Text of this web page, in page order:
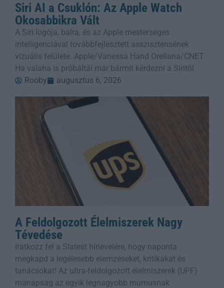
Siri AI a Csuklón: Az Apple Watch
Okosabbikra Vált
A Siri logója, balra, és az Apple mesterséges
intelligenciával továbbfejlesztett asszisztensének
vizuális felülete. Apple/Vanessa Hand Orellana/CNET
Ha valaha is próbáltál már bármit kérdezni a Siritől
Rooby
augusztus 6, 2026
A Feldolgozott Élelmiszerek Nagy
Tévedése
Iratkozz fel a Slatest hírlevelére, hogy naponta
megkapd a legélesebb elemzéseket, kritikákat és
tanácsokat! Az ultra-feldolgozott élelmiszerek (UPF)
manapság az egyik legnagyobb mumusnak